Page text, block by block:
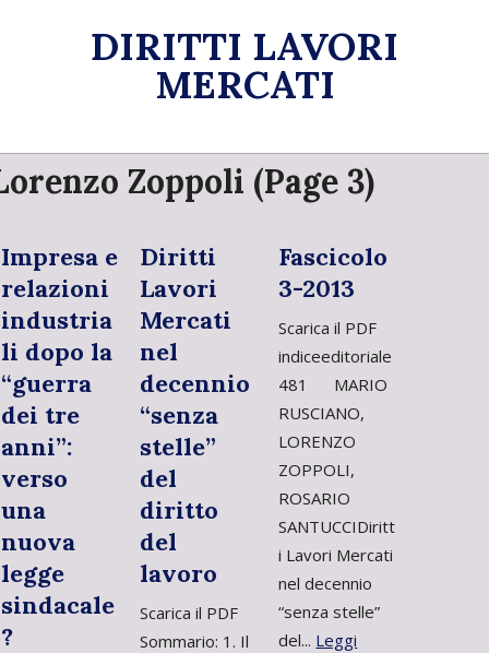
DIRITTI LAVORI
MERCATI
Primary
Navigation
Zoppoli (Page 3)
Impresa e
relazioni
industria
li dopo la
“guerra
dei tre
anni”:
verso
una
nuova
legge
sindacale
?
Diritti
Lavori
Mercati
nel
decennio
“senza
stelle”
del
diritto
del
lavoro
Scarica il PDF
Sommario: 1. Il
Fascicolo
3-2013
Scarica il PDF
indiceeditoriale
481 MARIO
RUSCIANO,
LORENZO
ZOPPOLI,
ROSARIO
SANTUCCIDiritt
i Lavori Mercati
nel decennio
“senza stelle”
del... Leggi